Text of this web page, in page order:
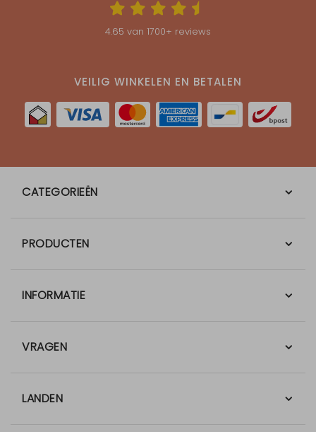
4.65 van 1700+ reviews
VEILIG WINKELEN EN BETALEN
CATEGORIEËN
PRODUCTEN
INFORMATIE
VRAGEN
LANDEN